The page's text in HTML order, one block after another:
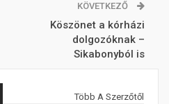
KÖVETKEZŐ
Köszönet a kórházi
dolgozóknak –
Sikabonyból is
Több A Szerzőtől